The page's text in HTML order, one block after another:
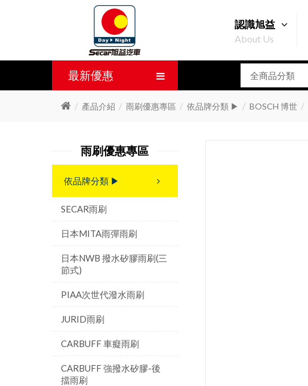
認識旭益
About Us
最新優惠
產品介紹 雨刷優惠專區 依品牌分類 ▶ BOSCH 博世
雨刷優惠專區
依品牌分類 ▶
SECAR雨刷
日本MITA雨彈雨刷
日本NWB 撥水矽膠雨刷(三
節式)
PIAA次世代潑水雨刷
JURID雨刷
CARBUFF 車癡雨刷
CARBUFF 強撥水矽膠-後
擋雨刷